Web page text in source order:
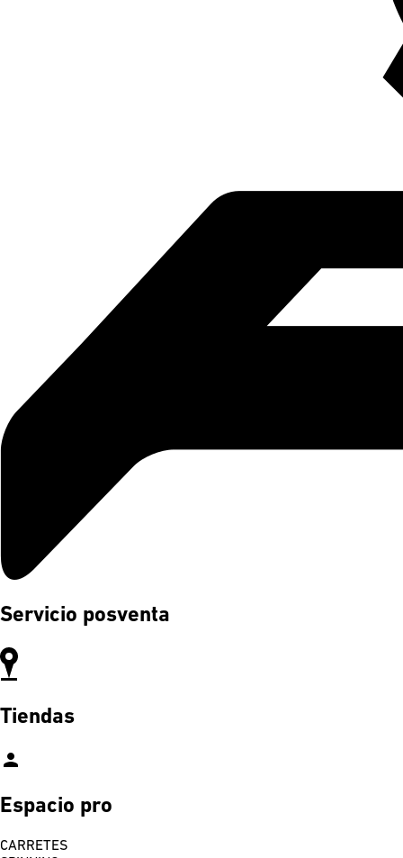
Servicio posventa
Tiendas
person
Espacio pro
CARRETES